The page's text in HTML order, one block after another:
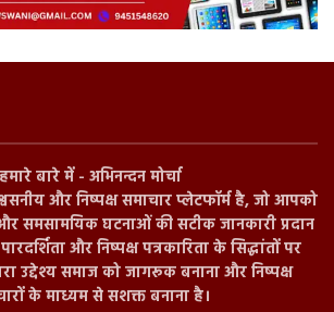
हमारे बारे में - अभिनन्दन मोर्चा
और निष्पक्ष समाचार प्लेटफॉर्म है, जो आपको
समसामयिक घटनाओं की सटीक जानकारी प्रदान
और निष्पक्ष पत्रकारिता के सिद्धांतों पर
उद्देश्य समाज को जागरूक बनाना और निष्पक्ष
के माध्यम से सशक्त बनाना है।